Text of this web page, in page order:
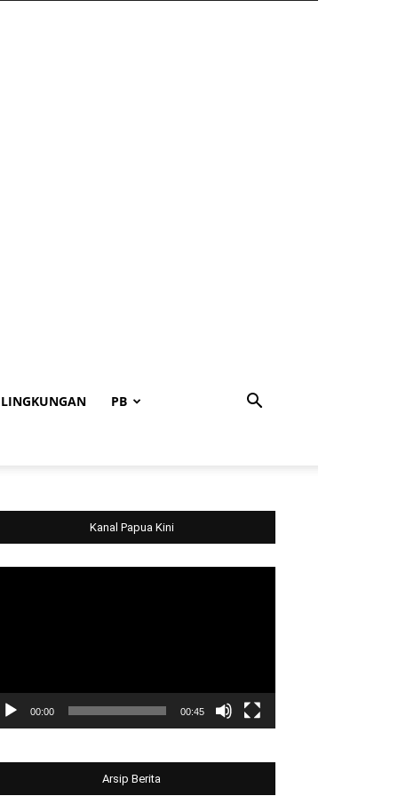
LINGKUNGAN PB
Kanal Papua Kini
00:00 00:45
Arsip Berita